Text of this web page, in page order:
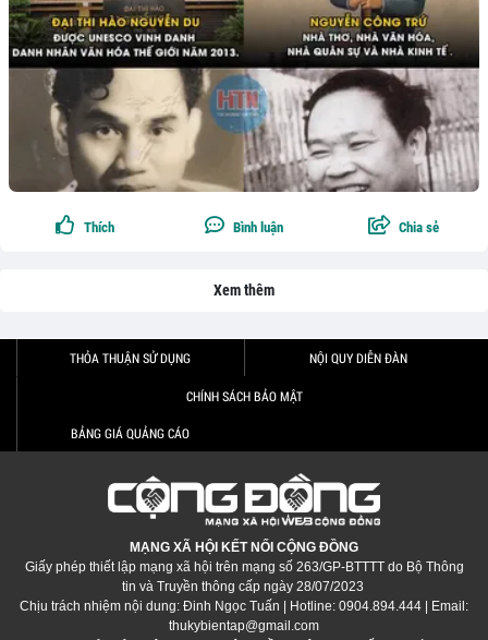
Thích Bình luận Chia sẻ
Xem thêm
THỎA THUẬN SỬ DỤNG NỘI QUY DIỄN ĐÀN
CHÍNH SÁCH BẢO MẬT
BẢNG GIÁ QUẢNG CÁO
MẠNG XÃ HỘI KẾT NỐI CỘNG ĐỒNG
Giấy phép thiết lập mạng xã hội trên mạng số 263/GP-BTTTT do Bộ Thông
tin và Truyền thông cấp ngày 28/07/2023
Chịu trách nhiệm nội dung: Đinh Ngọc Tuấn | Hotline: 0904.894.444 | Email:
thukybientap@gmail.com